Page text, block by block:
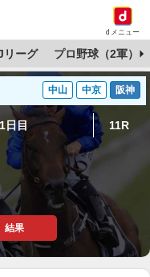
dメニュー
リーグ プロ野球（2軍）
中山 中京 阪神
日目 11R
結果